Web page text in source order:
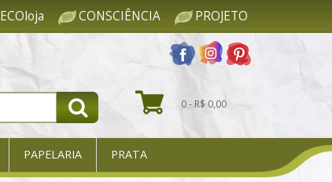
ECOloja CONSCIÊNCIA PROJETO
0 - R$ 0,00
PAPELARIA PRATA